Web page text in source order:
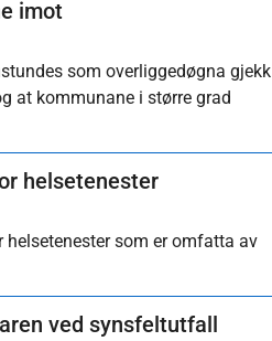
imot
som overliggedøgna gjekk
at kommunane i større grad
helsetenester
helsetenester som er omfatta av
ved synsfeltutfall